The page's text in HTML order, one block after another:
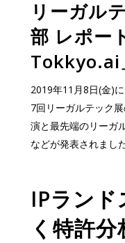
リーガル
部 レポー
Tokkyo.ai
2019年11月8日(金)
7回リーガルテック
演と最先端のリーガ
などが発表されました
IPラン
く特許